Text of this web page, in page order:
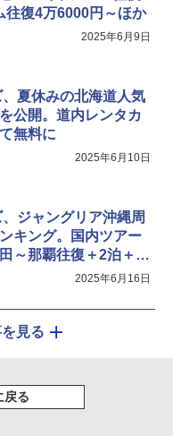
往復4万6000円～ほか
2025年6月9日
夏休みの北海道人気
公開。道内レンタカ
無料に
2025年6月10日
ジャングリア沖縄周
キング。国内ツアー
～那覇往復＋2泊＋朝
2025年6月16日
見る
戻る